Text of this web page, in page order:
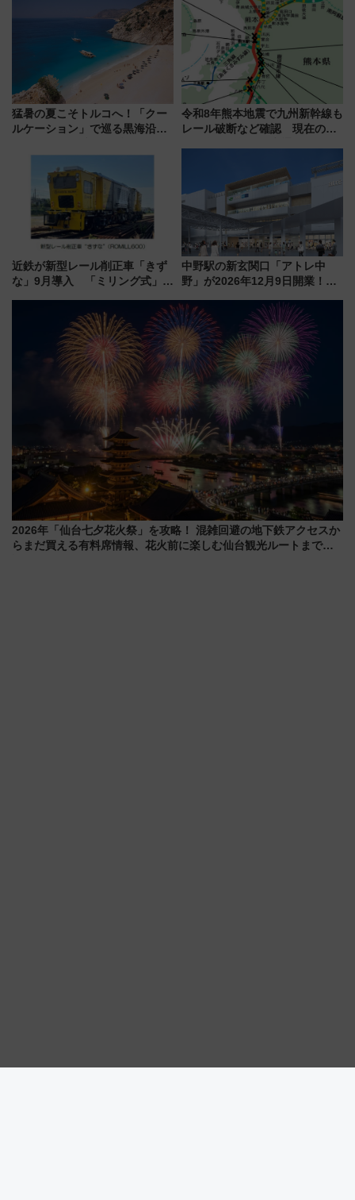
CHIKUGO」で巡る福岡･太宰
府･柳川の旅！YouTubeが公開
に
猛暑の夏こそトルコへ！「クー
ルケーション」で巡る黒海沿岸
連検索数が前年比237％増、ナ
ショジオも認める『2026年に訪
れるべき世界の旅先』
令和8年熊本地震で九州新幹線も
レール破断など確認 現在の運
近鉄が新型レール削正車「きず
な」9月導入 「ミリング式」採
化！安全性や乗り心地の向上に
貢献するだけでなく、全線区で
活躍するための仕組みも
中野駅の新玄関口「アトレ中
野」が2026年12月9日開業！新
注目スポット
2026年「仙台七夕花火祭」を攻略！ 混雑回避の地下鉄アクセスか
らまだ買える有料席情報、花火前に楽しむ仙台観光ルートまで解